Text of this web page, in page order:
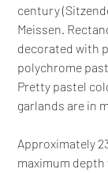
century
Meissen.
decorated with
polychrome
Pretty pastel
garlands are in
Approximately
maximum